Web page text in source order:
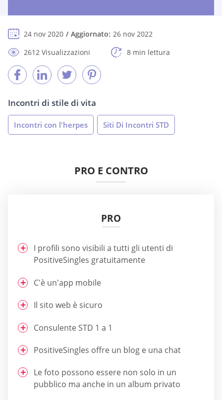
24 nov 2020 Aggiornato: 26 nov 2022
2612 Visualizzazioni
8 min lettura
Incontri di stile di vita
Incontri con l'herpes Siti Di Incontri STD
PRO E CONTRO
PRO
I profili sono visibili a tutti gli utenti di
PositiveSingles gratuitamente
C'è un'app mobile
Il sito web è sicuro
Consulente STD 1 a 1
PositiveSingles offre un blog e una chat
Le foto possono essere non solo in un
pubblico ma anche in un album privato